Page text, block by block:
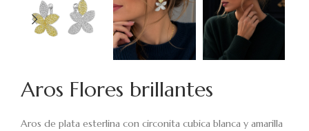
Aros Flores brillantes
Aros de plata esterlina con circonita cubica blanca y amarilla